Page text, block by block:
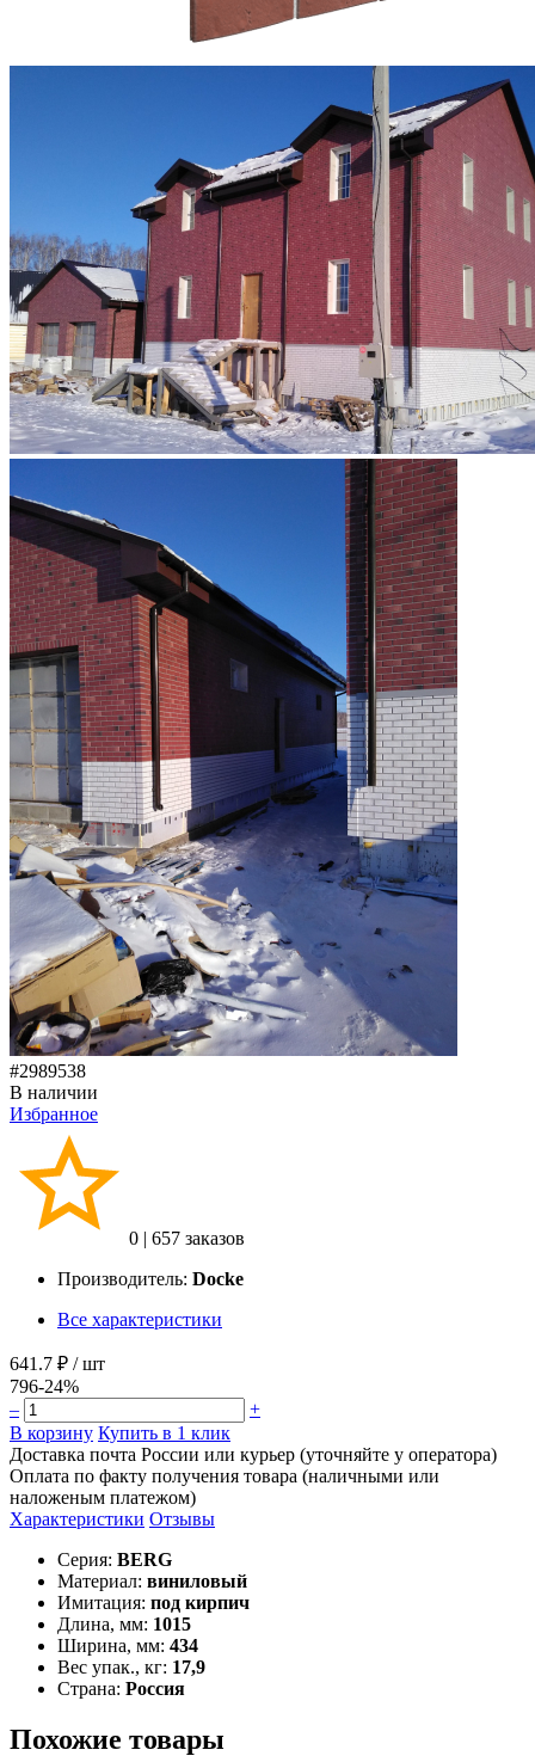
#2989538
В наличии
Избранное
0 | 657 заказов
Производитель: Docke
Все характеристики
641.7 ₽ / шт
796-24%
–
+
В корзину Купить в 1 клик
Доставка почта России или курьер (уточняйте у оператора)
Оплата по факту получения товара (наличными или
наложеным платежом)
Характеристики Отзывы
Серия: BERG
Материал: виниловый
Имитация: под кирпич
Длина, мм: 1015
Ширина, мм: 434
Вес упак., кг: 17,9
Страна: Россия
Похожие товары